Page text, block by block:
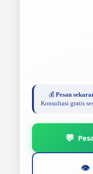
💰 Pesan
Konsultasi gratis
💬
👁️